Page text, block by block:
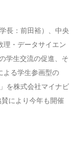
長：前田裕）、中央
理・データサイエン
学生交流の促進、そ
よる学生参画型の
を株式会社マイナビ
により今年も開催